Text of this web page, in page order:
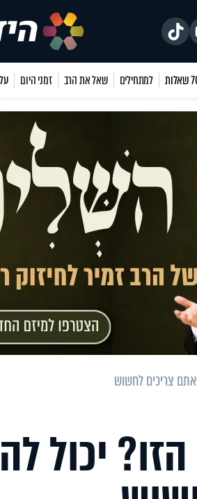
למתחילים שאל את הרב זמני היום
צריכים לחשוש
יכול